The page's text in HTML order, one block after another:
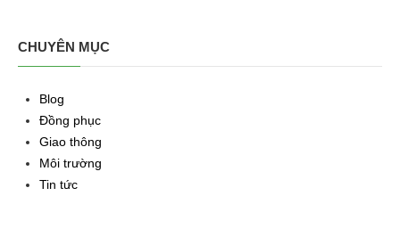
CHUYÊN MỤC
Blog
Đồng phục
Giao thông
Môi trường
Tin tức